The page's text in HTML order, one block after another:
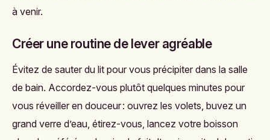
à venir.
Créer une routine de lever agréable
Évitez de sauter du lit pour vous précipiter dans la salle
de bain. Accordez-vous plutôt quelques minutes pour
vous réveiller en douceur : ouvrez les volets, buvez un
grand verre d’eau, étirez-vous, lancez votre boisson